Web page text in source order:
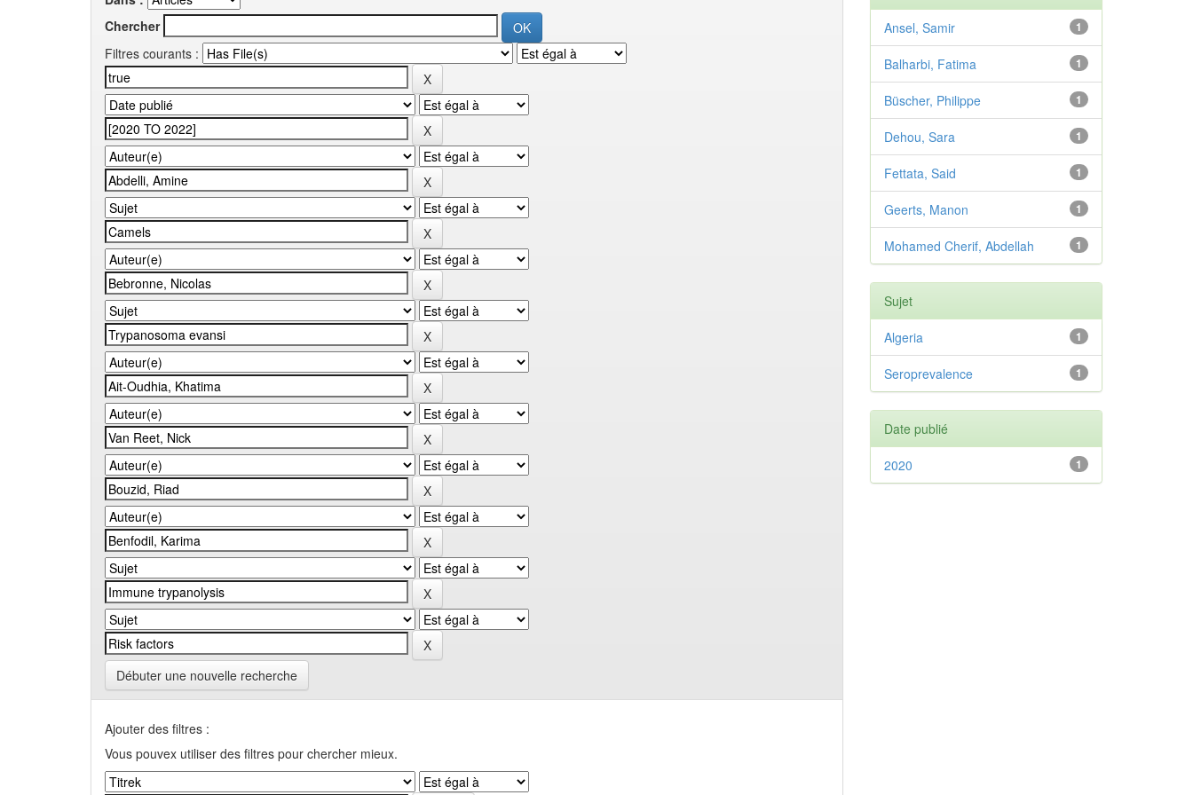
Chercher
Filtres courants :
Débuter une nouvelle recherche
Ajouter des filtres :
Vous pouvex utiliser des filtres pour chercher mieux.
1
Ansel, Samir
1
Balharbi, Fatima
1
Büscher, Philippe
1
Dehou, Sara
1
Fettata, Said
1
Geerts, Manon
1
Mohamed Cherif, Abdellah
Sujet
1
Algeria
1
Seroprevalence
Date publié
1
2020